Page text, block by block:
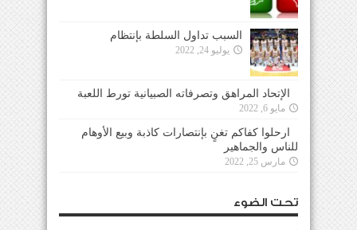
السبب تداول السلطة بإنتظام
يوليو 24, 2022
الإتحاد المراهق وتصرفاته الصبيانية تورط اللعبة
مايو 6, 2022
ارحلوا كفاكم تغنٍ بإنتصارات كاذبة وبيع الأوهام
للناس والجماهير
مارس 25, 2022
تحت الضوء